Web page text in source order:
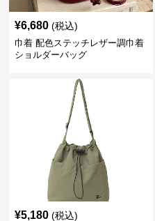
¥6,680 (税込)
巾着 配色ステッチレザー調巾着
ショルダーバッグ
¥5,180 (税込)